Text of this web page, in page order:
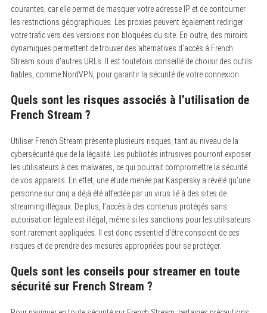
courantes, car elle permet de masquer votre adresse IP et de contourner
les restrictions géographiques. Les proxies peuvent également rediriger
votre trafic vers des versions non bloquées du site. En outre, des miroirs
dynamiques permettent de trouver des alternatives d’accès à French
Stream sous d’autres URLs. Il est toutefois conseillé de choisir des outils
fiables, comme NordVPN, pour garantir la sécurité de votre connexion.
Quels sont les risques associés à l’utilisation de
French Stream ?
Utiliser French Stream présente plusieurs risques, tant au niveau de la
cybersécurité que de la légalité.
Les publicités intrusives pourront exposer
les utilisateurs à des malwares, ce qui pourrait compromettre la sécurité
de vos appareils. En effet, une étude menée par Kaspersky a révélé qu’une
personne sur cinq a déjà été affectée par un virus lié à des sites de
streaming illégaux. De plus, l’accès à des contenus protégés sans
autorisation légale est illégal, même si les sanctions pour les utilisateurs
sont rarement appliquées. Il est donc essentiel d’être conscient de ces
risques et de prendre des mesures appropriées pour se protéger.
Quels sont les conseils pour streamer en toute
sécurité sur French Stream ?